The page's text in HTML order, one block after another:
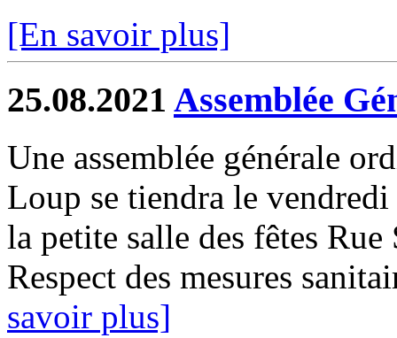
[En savoir plus]
25.08.2021 Assemblée
Une assemblée générale
Loup se tiendra le
la petite salle des fêtes
Respect des mesures
savoir plus]